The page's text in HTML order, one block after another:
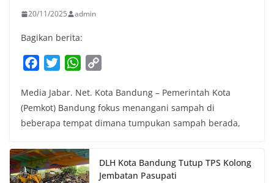
20/11/2025 admin
Bagikan berita:
c
e
b
o
k
i
t
t
r
W
a
t
s
p
p
p
y
L
n
k
Media Jabar. Net. Kota Bandung – Pemerintah Kota
(Pemkot) Bandung fokus menangani sampah di
beberapa tempat dimana tumpukan sampah berada,
DLH Kota Bandung Tutup TPS Kolong
Jembatan Pasupati